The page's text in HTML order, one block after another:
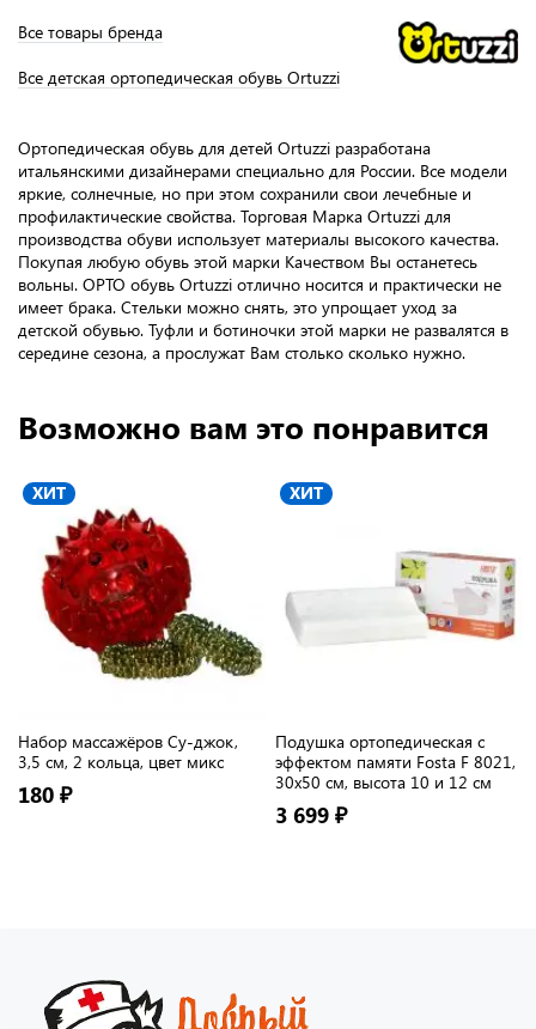
Все товары бренда
Все детская ортопедическая обувь Ortuzzi
Ортопедическая обувь для детей Ortuzzi разработана
итальянскими дизайнерами специально для России. Все модели
яркие, солнечные, но при этом сохранили свои лечебные и
профилактические свойства. Торговая Марка Ortuzzi для
производства обуви использует материалы высокого качества.
Покупая любую обувь этой марки Качеством Вы останетесь
вольны. ОРТО обувь Ortuzzi отлично носится и практически не
имеет брака. Стельки можно снять, это упрощает уход за
детской обувью. Туфли и ботиночки этой марки не развалятся в
середине сезона, а прослужат Вам столько сколько нужно.
Возможно вам это понравится
ХИТ
Набор массажёров Су-джок,
3,5 см, 2 кольца, цвет микс
180 ₽
ХИТ
Подушка ортопедическая с
эффектом памяти Fosta F 8021,
30х50 см, высота 10 и 12 см
3 699 ₽